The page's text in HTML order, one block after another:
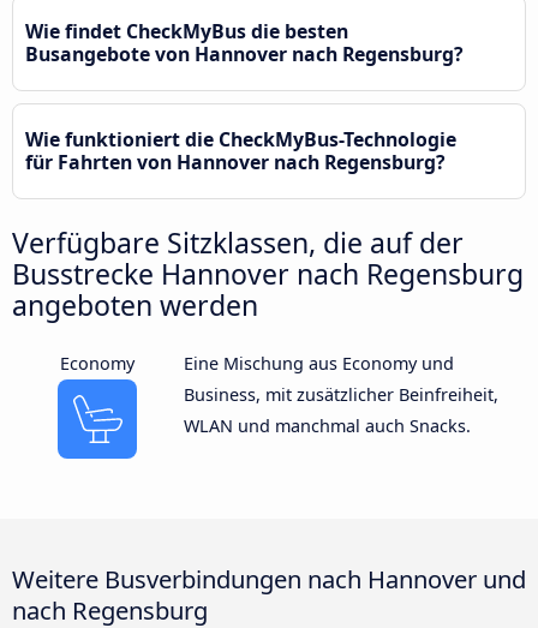
Wie findet CheckMyBus die besten
Busangebote von Hannover nach Regensburg?
Wie funktioniert die CheckMyBus-Technologie
für Fahrten von Hannover nach Regensburg?
Verfügbare Sitzklassen, die auf der
Busstrecke Hannover nach Regensburg
angeboten werden
Economy
Eine Mischung aus Economy und
Business, mit zusätzlicher Beinfreiheit,
WLAN und manchmal auch Snacks.
Weitere Busverbindungen nach Hannover und
nach Regensburg